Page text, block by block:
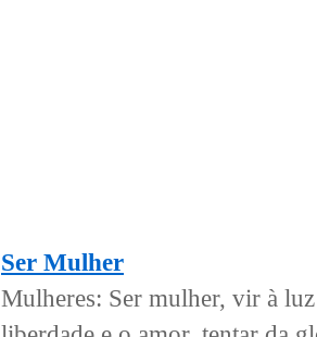
Ser Mulher
Mulheres: Ser mulher, vir à